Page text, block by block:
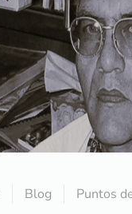
Blog Puntos